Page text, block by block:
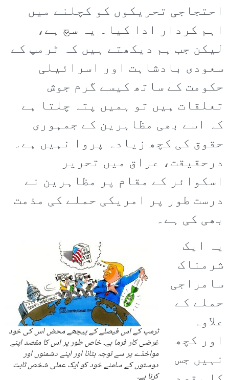
احتجاجی تحریکوں کو کچلنے میں
اہم کردار ادا کیا۔ یہ سچ ہے،
لیکن جب ہم دیکھتے ہیں کہ ٹرمپ کے
سعودی بادشاہت اور اسرائیلی
حکومت کے ساتھ کیسے گرم جوش
تعلقات ہیں تو ہمیں پتہ چلتا ہے
کہ اسے بھی مظاہرین کے جمہوری
حقوق کی کچھ زیادہ پروا نہیں ہے۔
درحقیقت، عراق میں تحریر
اسکوائر کے مقام پر مظاہرین نے
درست طور پر امریکی حملے کی مذمت
بھی کی ہے۔
ٹرمپ کے اس فیصلے کے پیچھے محض اس کی خود
غرضی کار فرما ہے۔ خاص طور پر اس کا مقصد اپنے
مواخذے پر سے توجہ ہٹانا اور اپنے دشمنوں اور
دوستوں کے سامنے خود کو ایک عملی شخص ثابت
کرنا ہے۔
یہ ایک
شرمناک
سامراجی
حملے کے
علاوہ
اور کچھ
نہیں جس